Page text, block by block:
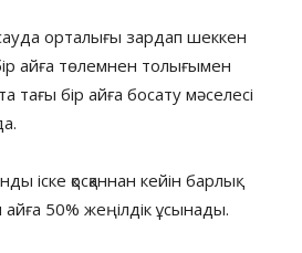
орталығы зардап шеккен
айға төлемнен толығымен
тағы бір айға босату мәселесі
іске қосқаннан кейін барлық
50% жеңілдік ұсынады.